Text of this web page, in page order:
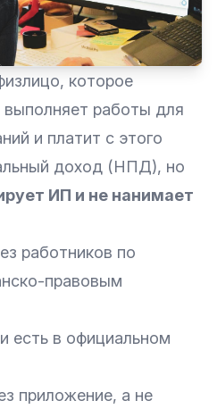
которое
выполняет работы для
и платит с этого
доход (НПД), но
ИП и не нанимает
работников по
правовым
есть в официальном
приложение, а не